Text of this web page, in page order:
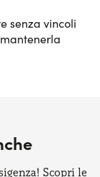
senza vincoli
Scopri le